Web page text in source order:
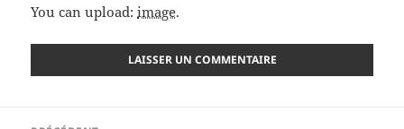
You can upload:image.